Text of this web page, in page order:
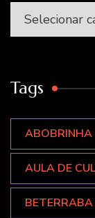
Categorias
Tags
ABOBRINHA
AULA DE
BETERRABA